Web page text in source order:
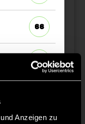
Anzeigen zu
66
31